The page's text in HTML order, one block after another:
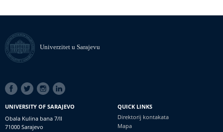
Univerzitet u Sarajevu
SOCIAL
LINKS
UNIVERSITY OF SARAJEVO
Obala Kulina bana 7/II
71000 Sarajevo
QUICK LINKS
Direktorij kontakata
Mapa